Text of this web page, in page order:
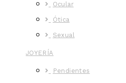
Ocular
Ótica
Sexual
JOYERÍA
Pendientes